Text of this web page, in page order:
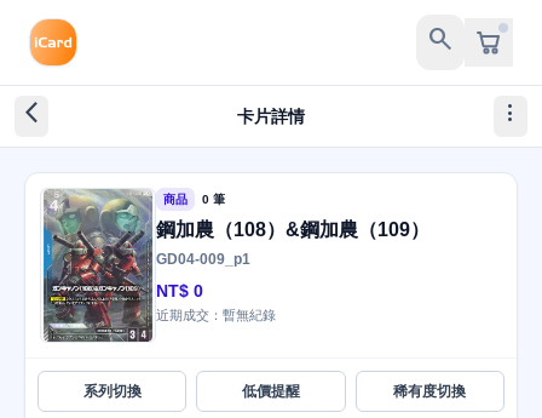
search
arrow_back_ios_new 卡片詳情 more_vert
商品 0 筆
鋼加農（108）&鋼加農（109）
GD04-009_p1
NT$ 0
近期成交：暫無紀錄
系列切換 低價提醒 稀有度切換